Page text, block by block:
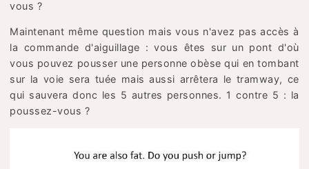
vous ?
Maintenant même question mais vous n'avez pas accès à
la commande d'aiguillage : vous êtes sur un pont d'où
vous pouvez pousser une personne obèse qui en tombant
sur la voie sera tuée mais aussi arrêtera le tramway, ce
qui sauvera donc les 5 autres personnes. 1 contre 5 : la
poussez-vous ?